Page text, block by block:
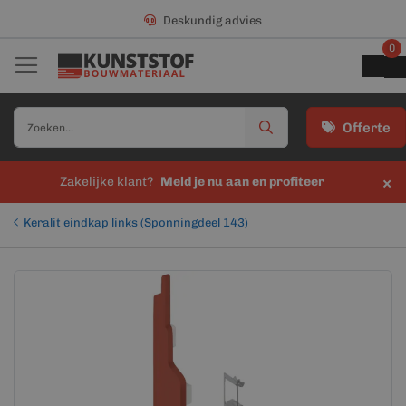
Deskundig advies
Offerte
0
Zakelijke klant? Meld je nu aan en profiteer ×
Keralit eindkap links (Sponningdeel 143)